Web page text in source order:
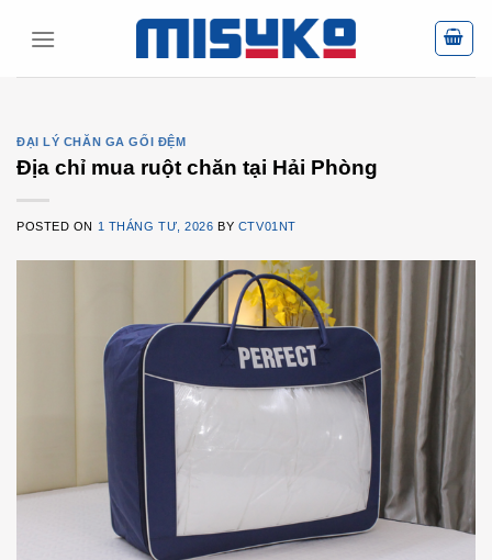
ĐẠI LÝ CHĂN GA GỐI ĐỆM
Địa chỉ mua ruột chăn tại Hải Phòng
POSTED ON 1 THÁNG TƯ, 2026 BY CTV01NT